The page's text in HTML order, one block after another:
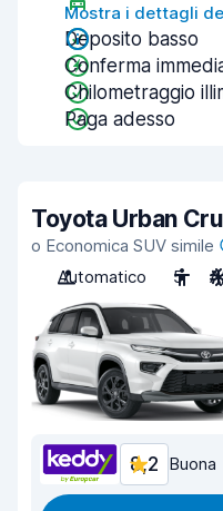
Mostra i dettagli
Deposito basso
Conferma
Chilometraggio
Paga adesso
Toyota Urban
o Economica SUV simile
Automatico
5
8,2 Buona